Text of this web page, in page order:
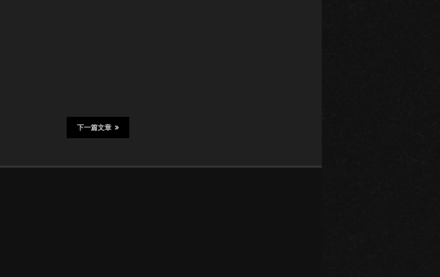
下一篇文章